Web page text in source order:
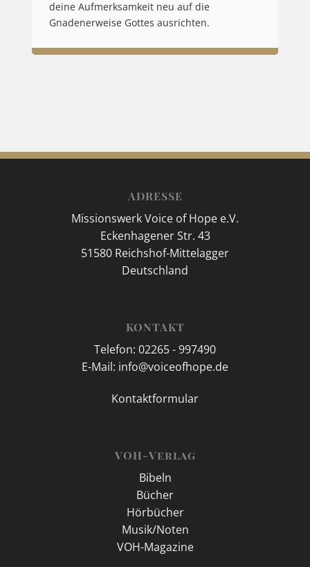
deine Aufmerksamkeit neu auf die
Gnadenerweise Gottes ausrichten.
ADRESSE
Missionswerk Voice of Hope e.V.
Eckenhagener Str. 43
51580 Reichshof-Mittelagger
Deutschland
KONTAKT
Telefon: 02265 - 997490
E-Mail: info@voiceofhope.de
Kontaktformular
VOH-Verlag
Bibeln
Bücher
Hörbücher
Musik/Noten
VOH-Magazine